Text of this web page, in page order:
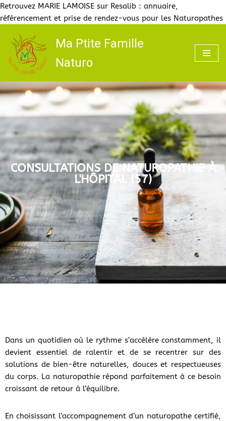
Retrouvez MARIE LAMOISE sur Resalib : annuaire,
référencement et prise de rendez-vous pour les Naturopathes
Aller
au
contenu
Ma Ptite Famille
Naturo
CONSULTATIONS DE NATUROPATHIE À
L'HÔPITAL (57)
Dans un quotidien où le rythme s’accélère constamment, il
devient essentiel de ralentir et de se recentrer sur des
solutions de bien-être naturelles, douces et respectueuses
du corps. La naturopathie répond parfaitement à ce besoin
croissant de retour à l’équilibre.
En choisissant l’accompagnement d’un naturopathe certifié,